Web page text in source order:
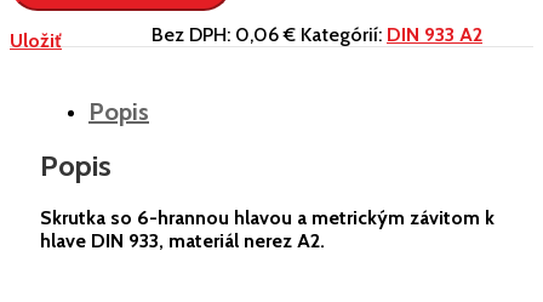
Uložiť Bez DPH: 0,06 € Kategórií: DIN 933 A2
Popis
Popis
Skrutka so 6-hrannou hlavou a metrickým závitom k
hlave DIN 933, materiál nerez A2.